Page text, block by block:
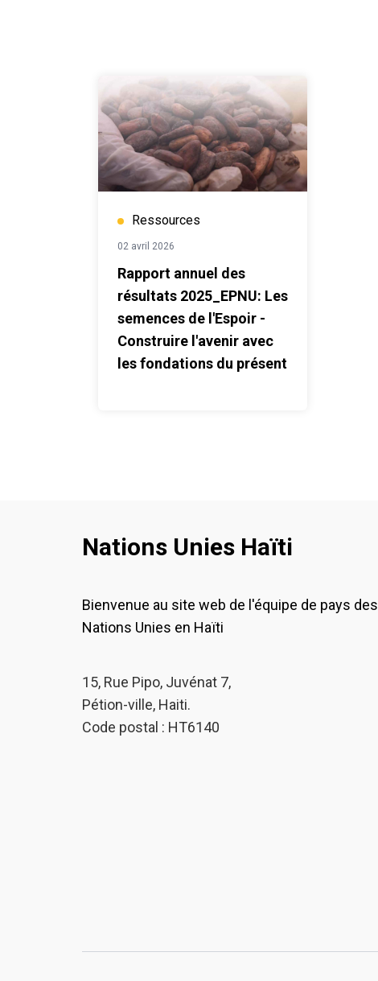
Ressources
02 avril 2026
Rapport annuel des
résultats 2025_EPNU: Les
semences de l'Espoir -
Construire l'avenir avec
les fondations du présent
Nations Unies Haïti
Bienvenue au site web de l'équipe de pays des
Nations Unies en Haïti
15, Rue Pipo, Juvénat 7,
Pétion-ville, Haiti.
Code postal : HT6140